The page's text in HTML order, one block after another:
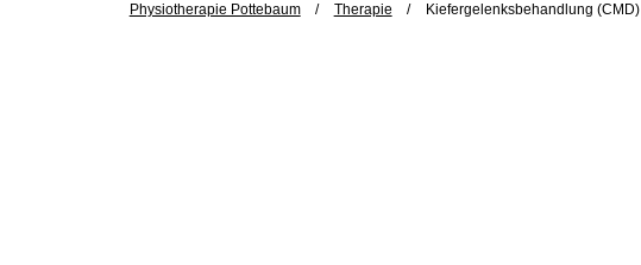
zum Inhalt springen
Physiotherapie Pottebaum Therapie Kiefergelenksbehandlung (CMD)